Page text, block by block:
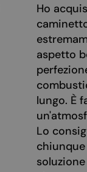
Ho
aspetto
lungo. È
Lo